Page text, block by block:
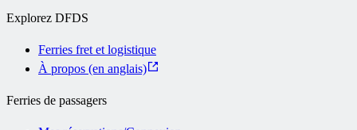
Explorez DFDS
Ferries fret et logistique
À propos (en anglais)
Ferries de passagers